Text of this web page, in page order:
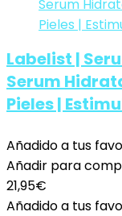
Labelist |
Serum
Pieles |
Añadido a tus
Añadir para
21,95€
Añadido a tus